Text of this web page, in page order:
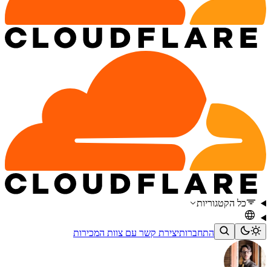
כל הקטגוריות
התחברותיצירת קשר עם צוות המכירות